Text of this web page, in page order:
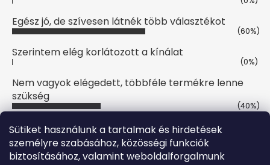
Sütiket használunk a tartalmak és hirdetések
személyre szabásához, közösségi funkciók
biztosításához, valamint weboldalforgalmunk
Egész jó, de szívesen látnék több választékot
(60%)
Szerintem elég korlátozott a kínálat
(0%)
Nem vagyok elégedett, többféle termékre lenne
szükség
(40%)
Szavazatok száma:10